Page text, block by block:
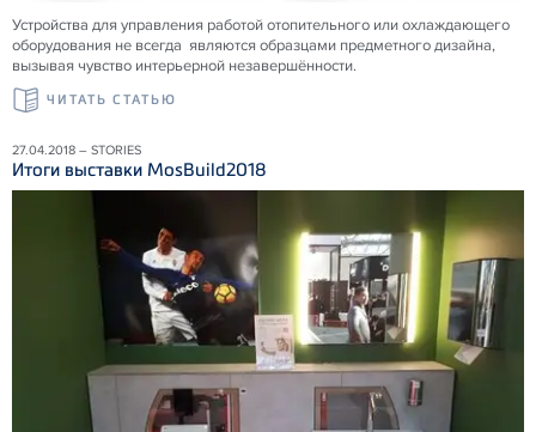
Устройства для управления работой отопительного или охлаждающего
оборудования не всегда являются образцами предметного дизайна,
вызывая чувство интерьерной незавершённости.
ЧИТАТЬ СТАТЬЮ
27.04.2018 – STORIES
Итоги выставки MosBuild2018